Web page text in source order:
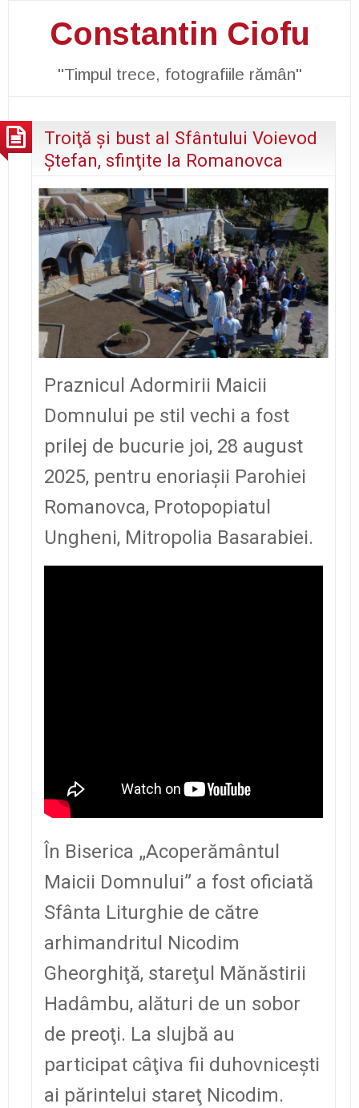
Constantin Ciofu
"Timpul trece, fotografiile rămân"
Troiţă şi bust al Sfântului Voievod
Ştefan, sfinţite la Romanovca
Praznicul Adormirii Maicii
Domnului pe stil vechi a fost
prilej de bucurie joi, 28 august
2025, pentru enoriaşii Parohiei
Romanovca, Protopopiatul
Ungheni, Mitropolia Basarabiei.
În Biserica „Acoperământul
Maicii Domnului” a fost oficiată
Sfânta Liturghie de către
arhimandritul Nicodim
Gheorghiţă, stareţul Mănăstirii
Hadâmbu, alături de un sobor
de preoţi. La slujbă au
participat câţiva fii duhovniceşti
ai părintelui stareţ Nicodim.